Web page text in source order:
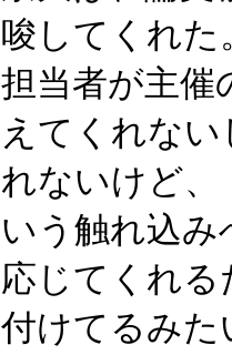
唆してくれ
担当者が主催
えてくれな
れないけど、
いう触れ込
応じてくれ
付けてるみた